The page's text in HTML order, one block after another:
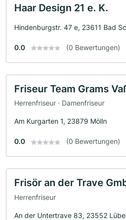
Haar Design 21 e. K.
Hindenburgstr. 47 e, 23611 Bad
0.0 (0 Bewertungen)
Friseur Team Grams
Herrenfriseur · Damenfriseur
Am Kurgarten 1, 23879 Mölln
0.0 (0 Bewertungen)
Frisör an der Trave
Herrenfriseur
An der Untertrave 83, 23552